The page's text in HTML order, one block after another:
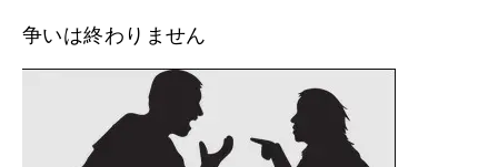
争いは終わりません